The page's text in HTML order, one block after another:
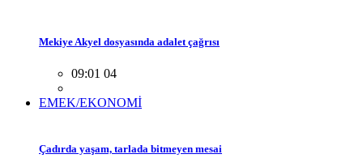
Mekiye Akyel dosyasında adalet çağrısı
09:01 04
EMEK/EKONOMİ
Çadırda yaşam, tarlada bitmeyen mesai